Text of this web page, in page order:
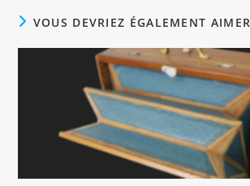
VOUS DEVRIEZ ÉGALEMENT AIMER